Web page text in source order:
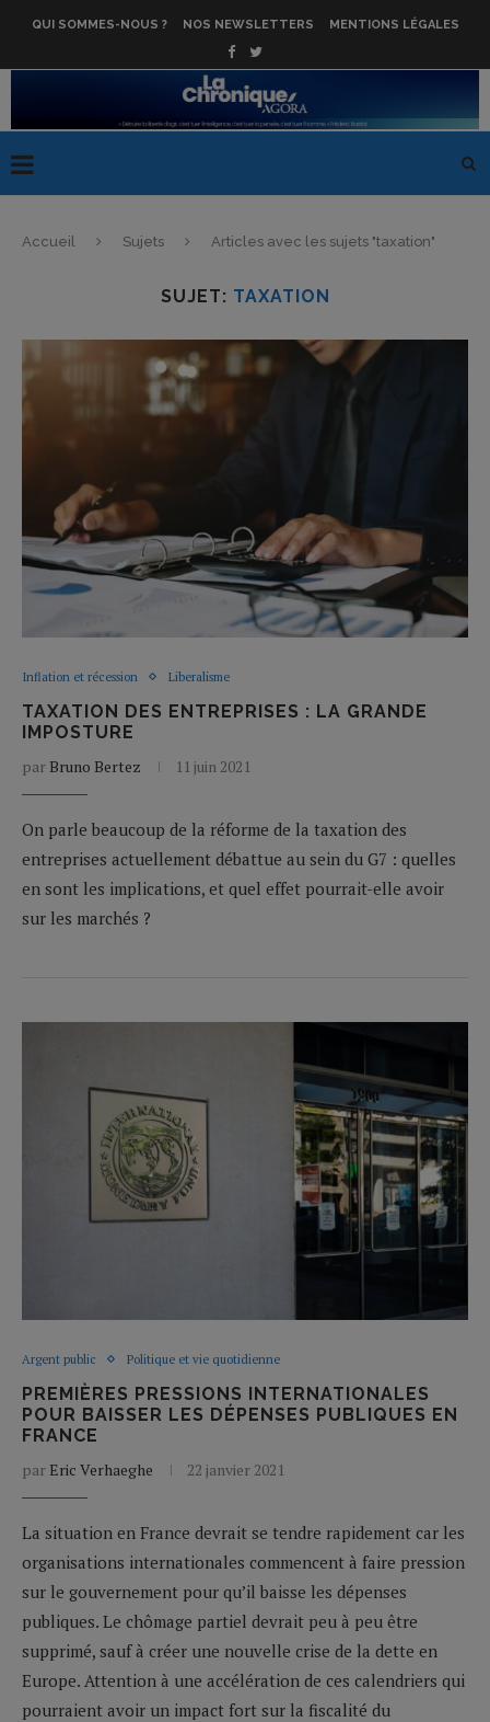
QUI SOMMES-NOUS ? NOS NEWSLETTERS MENTIONS LÉGALES
Accueil Sujets Articles avec les sujets "taxation"
SUJET: TAXATION
Inflation et récession Liberalisme
TAXATION DES ENTREPRISES : LA GRANDE
IMPOSTURE
par Bruno Bertez 11 juin 2021
On parle beaucoup de la réforme de la taxation des
entreprises actuellement débattue au sein du G7 : quelles
en sont les implications, et quel effet pourrait-elle avoir
sur les marchés ?
Argent public Politique et vie quotidienne
PREMIÈRES PRESSIONS INTERNATIONALES
POUR BAISSER LES DÉPENSES PUBLIQUES EN
FRANCE
par Eric Verhaeghe 22 janvier 2021
La situation en France devrait se tendre rapidement car les
organisations internationales commencent à faire pression
sur le gouvernement pour qu’il baisse les dépenses
publiques. Le chômage partiel devrait peu à peu être
supprimé, sauf à créer une nouvelle crise de la dette en
Europe. Attention à une accélération de ces calendriers qui
pourraient avoir un impact fort sur la fiscalité du